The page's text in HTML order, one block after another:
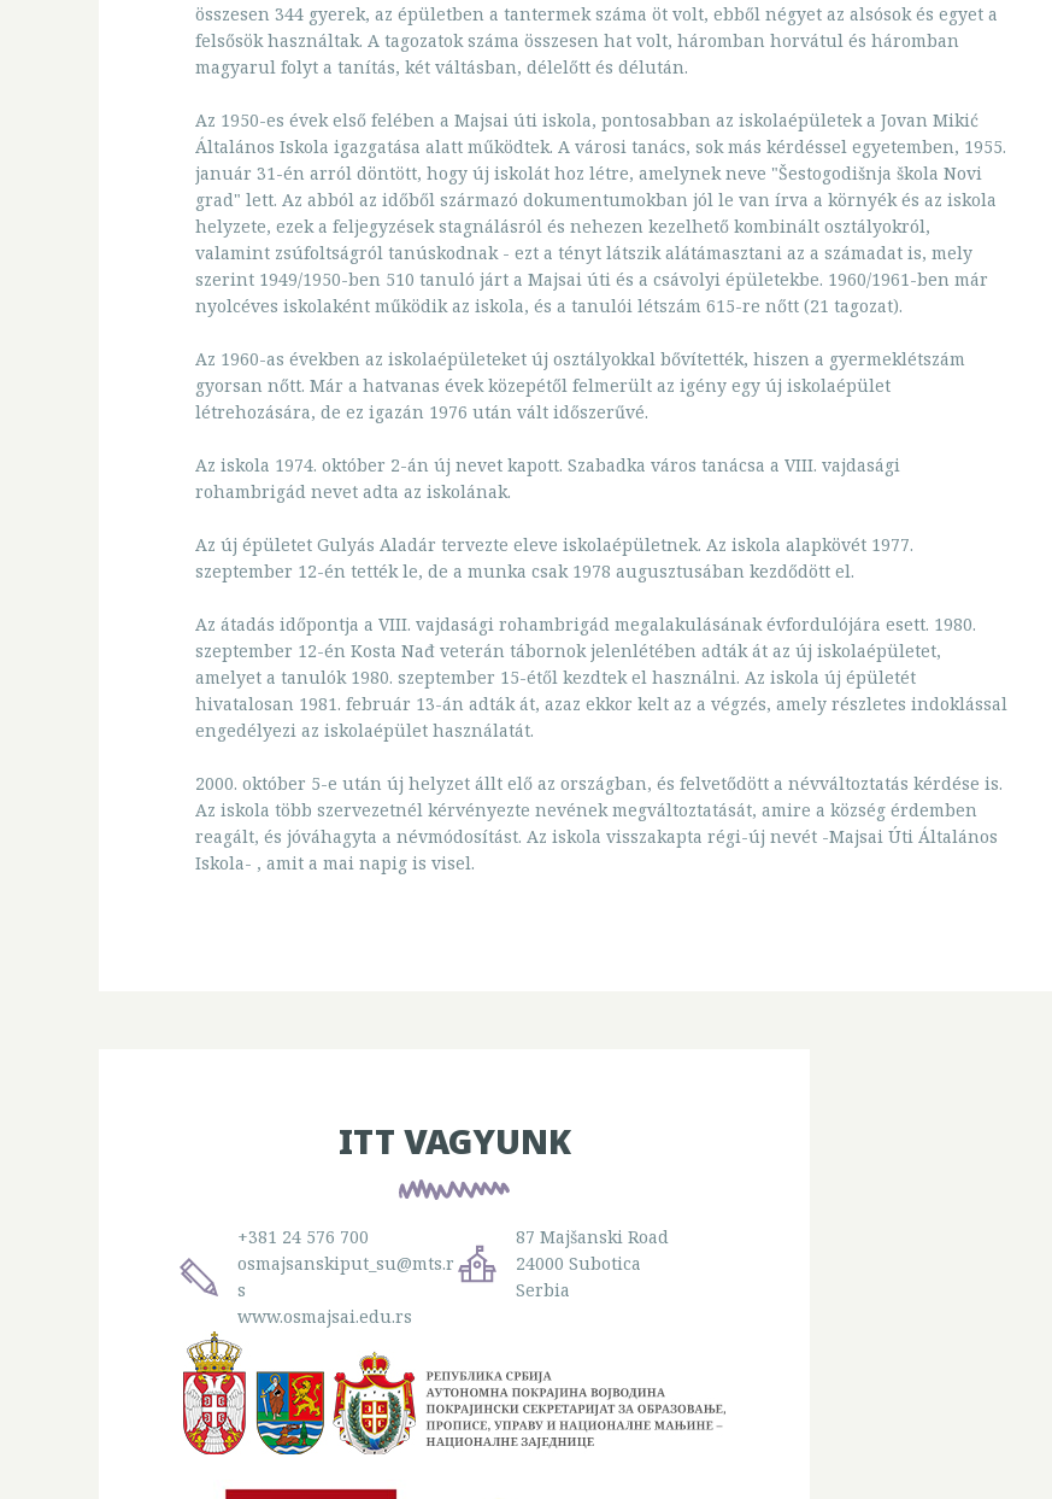
összesen 344 gyerek, az épületben a tantermek száma öt volt, ebből négyet az alsósok és egyet a
felsősök használtak. A tagozatok száma összesen hat volt, háromban horvátul és háromban
magyarul folyt a tanítás, két váltásban, délelőtt és délután.
Az 1950-es évek első felében a Majsai úti iskola, pontosabban az iskolaépületek a Jovan Mikić
Általános Iskola igazgatása alatt működtek. A városi tanács, sok más kérdéssel egyetemben, 1955.
január 31-én arról döntött, hogy új iskolát hoz létre, amelynek neve "Šestogodišnja škola Novi
grad" lett. Az abból az időből származó dokumentumokban jól le van írva a környék és az iskola
helyzete, ezek a feljegyzések stagnálásról és nehezen kezelhető kombinált osztályokról,
valamint zsúfoltságról tanúskodnak - ezt a tényt látszik alátámasztani az a számadat is, mely
szerint 1949/1950-ben 510 tanuló járt a Majsai úti és a csávolyi épületekbe. 1960/1961-ben már
nyolcéves iskolaként működik az iskola, és a tanulói létszám 615-re nőtt (21 tagozat).
Az 1960-as években az iskolaépületeket új osztályokkal bővítették, hiszen a gyermeklétszám
gyorsan nőtt. Már a hatvanas évek közepétől felmerült az igény egy új iskolaépület
létrehozására, de ez igazán 1976 után vált időszerűvé.
Az iskola 1974. október 2-án új nevet kapott. Szabadka város tanácsa a VIII. vajdasági
rohambrigád nevet adta az iskolának.
Az új épületet Gulyás Aladár tervezte eleve iskolaépületnek. Az iskola alapkövét 1977.
szeptember 12-én tették le, de a munka csak 1978 augusztusában kezdődött el.
Az átadás időpontja a VIII. vajdasági rohambrigád megalakulásának évfordulójára esett. 1980.
szeptember 12-én Kosta Nađ veterán tábornok jelenlétében adták át az új iskolaépületet,
amelyet a tanulók 1980. szeptember 15-étől kezdtek el használni. Az iskola új épületét
hivatalosan 1981. február 13-án adták át, azaz ekkor kelt az a végzés, amely részletes indoklással
engedélyezi az iskolaépület használatát.
2000. október 5-e után új helyzet állt elő az országban, és felvetődött a névváltoztatás kérdése is.
Az iskola több szervezetnél kérvényezte nevének megváltoztatását, amire a község érdemben
reagált, és jóváhagyta a névmódosítást. Az iskola visszakapta régi-új nevét -Majsai Úti Általános
Iskola- , amit a mai napig is visel.
ITT VAGYUNK
87 Majšanski Road
24000 Subotica
Serbia
+381 24 576 700
osmajsanskiput_su@mts.r
s
www.osmajsai.edu.rs